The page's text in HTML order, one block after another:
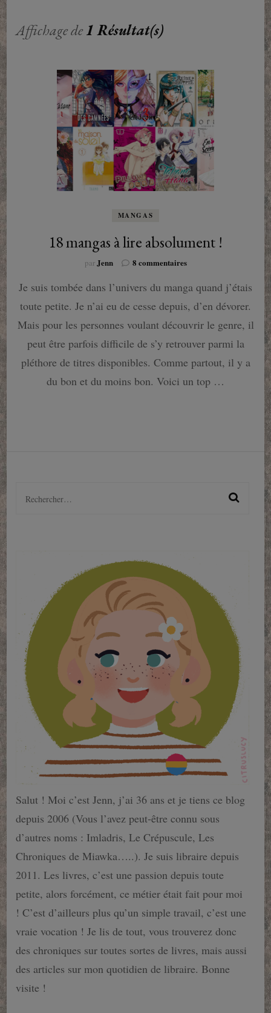
Affichage de1 Résultat(s)
MANGAS
18 mangas à lire absolument !
parJenn 8 commentairessur
mangas
lire
absolument
Je suis tombée dans l’univers du manga quand j’étais
toute petite. Je n’ai eu de cesse depuis, d’en dévorer.
Mais pour les personnes voulant découvrir le genre, il
peut être parfois difficile de s’y retrouver parmi la
pléthore de titres disponibles. Comme partout, il y a
du bon et du moins bon. Voici un top …
Rechercher :
Salut ! Moi c’est Jenn, j’ai 36 ans et je tiens ce blog
depuis 2006 (Vous l’avez peut-être connu sous
d’autres noms : Imladris, Le Crépuscule, Les
Chroniques de Miawka…..). Je suis libraire depuis
2011. Les livres, c’est une passion depuis toute
petite, alors forcément, ce métier était fait pour moi
! C’est d’ailleurs plus qu’un simple travail, c’est une
vraie vocation ! Je lis de tout, vous trouverez donc
des chroniques sur toutes sortes de livres, mais aussi
des articles sur mon quotidien de libraire. Bonne
visite !